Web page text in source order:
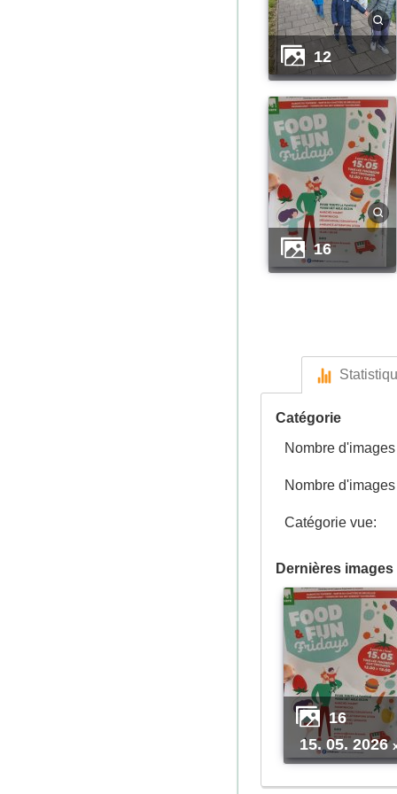
12
16
Catégorie
Nombre
Nombre
Catégorie vue:
Dernières
16
15. 05. 2026